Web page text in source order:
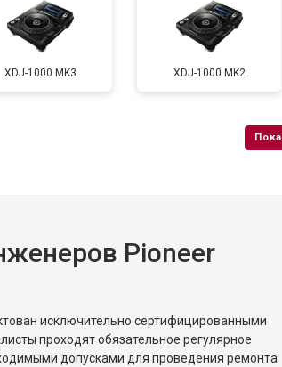
XDJ-1000 MK3 XDJ-1000 MK2
Pioneer
исключительно сертифицированными
проходят обязательное регулярное
допусками для проведения ремонта